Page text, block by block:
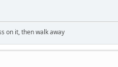
on it, then walk away